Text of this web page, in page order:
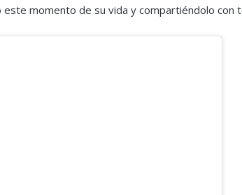
momento de su vida y compartiéndolo con